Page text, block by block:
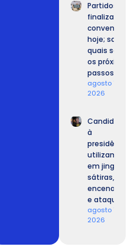
Partidos
finalizam
convenções
hoje; saiba
quais serão
os próximos
passos.
agosto 7,
2026
Candidatos
à
presidência
utilizam IA
em jingles,
sátiras,
encenações
e ataques.
agosto 7,
2026